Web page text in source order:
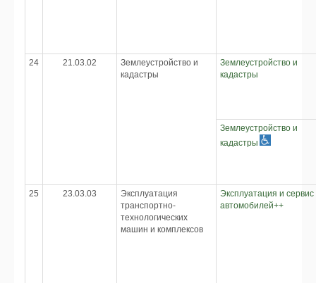
24 21.03.02
Землеустройство и
кадастры
Землеустройство и
кадастры
Землеустройство и
кадастры
25 23.03.03
Эксплуатация
транспортно-
технологических
машин и комплексов
Эксплуатация и сервис
автомобилей++